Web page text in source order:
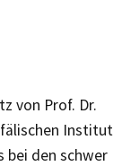
von Prof. Dr.
Institut
bei den schwer